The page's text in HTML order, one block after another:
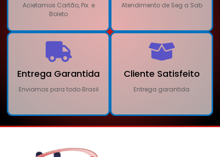
Acietamos Cartão, Pix. e
Boleto
Atendimento de Seg a Sab
Entrega Garantida
Enviamos para todo Brasil
Cliente Satisfeito
Entrega garantida